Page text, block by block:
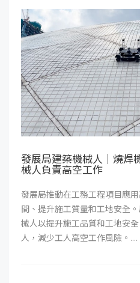
發展局建築機械人｜燒
械人負責高空工作
發展局推動在工務工程項目應
間、提升施工質量和工地安全
械人以提升施工品質和工地安
人，減少工人高空工作風險。....